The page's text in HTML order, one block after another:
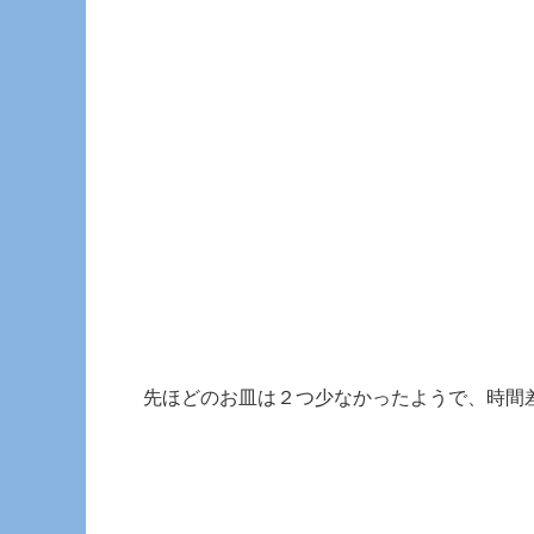
先ほどのお皿は２つ少なかったようで、時間